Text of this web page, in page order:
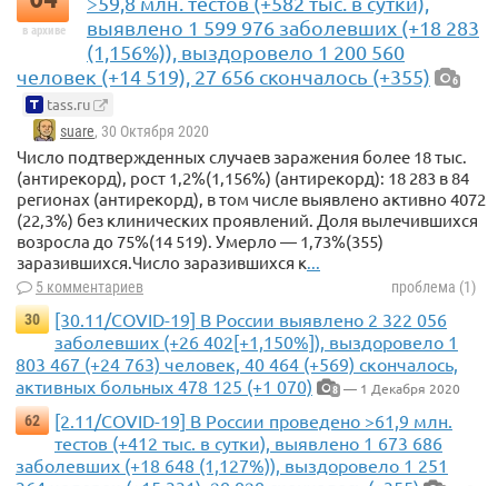
в архиве
выявлено 1 599 976 заболевших (+18 283
(1,156%)), выздоровело 1 200 560
человек (+14 519), 27 656 скончалось (+355)
6
tass.ru
suare, 30 Октября 2020
Число подтвержденных случаев заражения более 18 тыс.
(антирекорд), рост 1,2%(1,156%) (антирекорд): 18 283 в 84
регионах (антирекорд), в том числе выявлено активно 4072
(22,3%) без клинических проявлений. Доля вылечившихся
возросла до 75%(14 519). Умерло — 1,73%(355)
заразившихся.Число заразившихся к...
5 комментариев
проблема (1)
30
[30.11/COVID-19] В России выявлено 2 322 056
заболевших (+26 402[+1,150%]), выздоровело 1
803 467 (+24 763) человек, 40 464 (+569) скончалось,
активных больных 478 125 (+1 070)
8 — 1 Декабря 2020
62
[2.11/COVID-19] В России проведено >61,9 млн.
тестов (+412 тыс. в сутки), выявлено 1 673 686
заболевших (+18 648 (1,127%)), выздоровело 1 251